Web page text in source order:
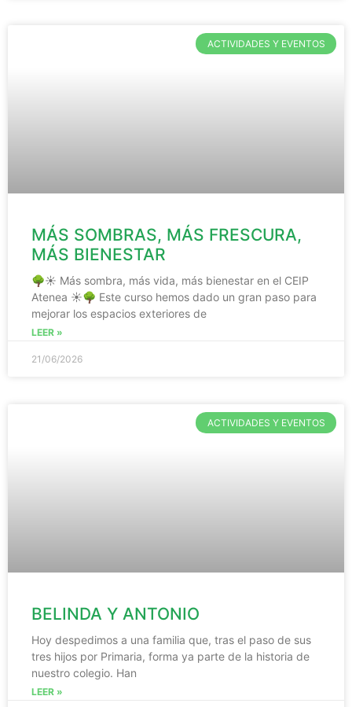
ACTIVIDADES Y EVENTOS
MÁS SOMBRAS, MÁS FRESCURA,
MÁS BIENESTAR
🌳☀️ Más sombra, más vida, más bienestar en el CEIP
Atenea ☀️🌳 Este curso hemos dado un gran paso para
mejorar los espacios exteriores de
LEER »
21/06/2026
ACTIVIDADES Y EVENTOS
BELINDA Y ANTONIO
Hoy despedimos a una familia que, tras el paso de sus
tres hijos por Primaria, forma ya parte de la historia de
nuestro colegio. Han
LEER »